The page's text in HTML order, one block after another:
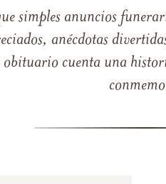
simples anuncios
anécdotas
cuenta una